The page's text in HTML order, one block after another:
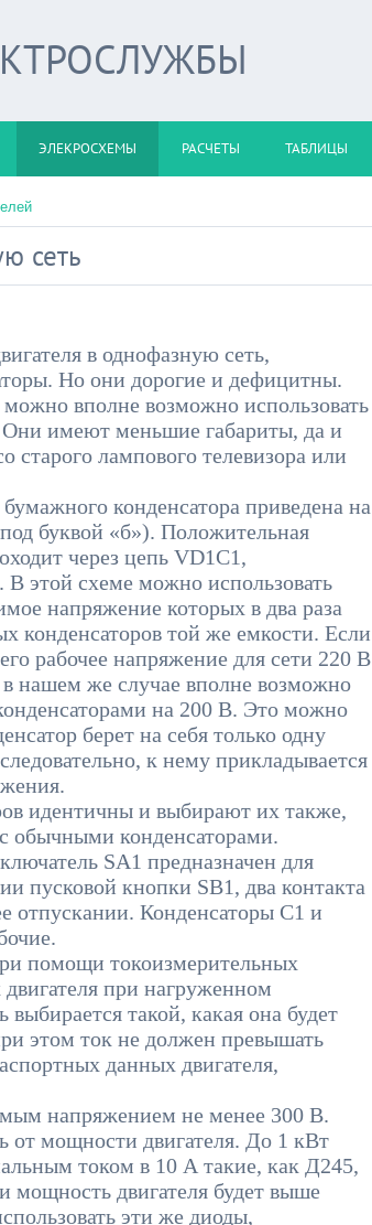
ЭЛЕКРОСХЕМЫ РАСЧЕТЫ ТАБЛИЦЫ
сеть
в однофазную сеть,
Но они дорогие и дефицитны.
вполне возможно использовать
имеют меньшие габариты, да и
старого лампового телевизора или
конденсатора приведена на
буквой «б»). Положительная
через цепь VD1C1,
этой схеме можно использовать
напряжение которых в два раза
конденсаторов той же емкости. Если
рабочее напряжение для сети 220 В
нашем же случае вполне возможно
на 200 В. Это можно
берет на себя только одну
к нему прикладывается
идентичны и выбирают их также,
обычными конденсаторами.
SA1 предназначен для
пусковой кнопки SB1, два контакта
отпускании. Конденсаторы С1 и
помощи токоизмерительных
при нагруженном
выбирается такой, какая она будет
этом ток не должен превышать
данных двигателя,
напряжением не менее 300 В.
от мощности двигателя. До 1 кВт
током в 10 А такие, как Д245,
двигателя будет выше
эти же диоды,